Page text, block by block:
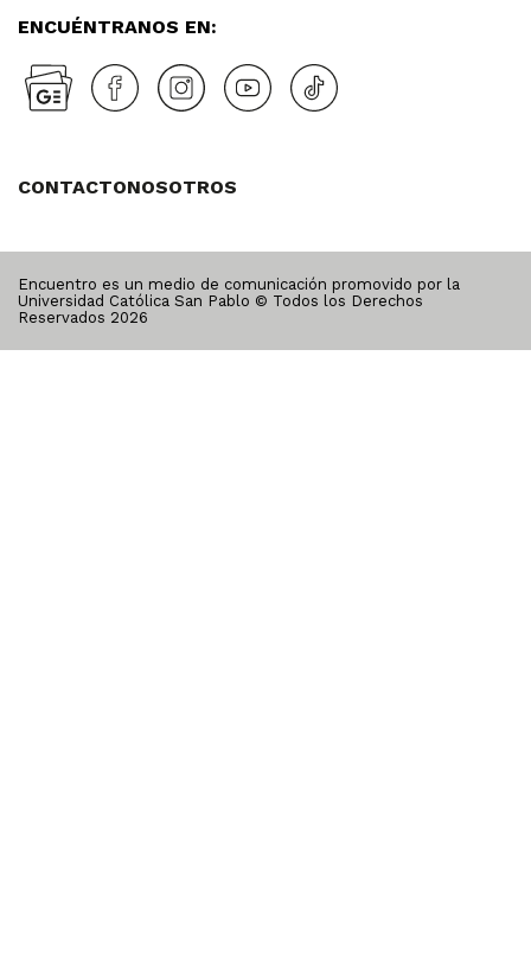
ENCUÉNTRANOS EN:
CONTACTONOSOTROS
Encuentro es un medio de comunicación promovido por la
Universidad Católica San Pablo © Todos los Derechos
Reservados 2026